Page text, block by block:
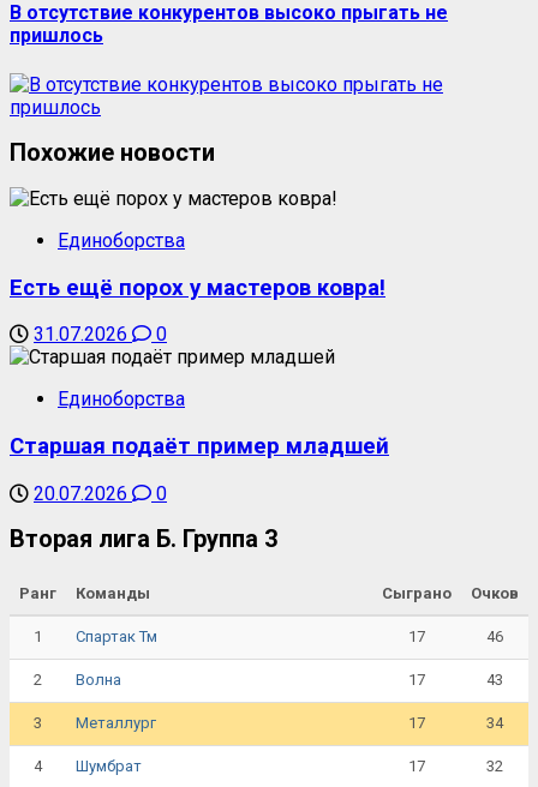
В отсутствие конкурентов высоко прыгать не
пришлось
Похожие новости
Единоборства
Есть ещё порох у мастеров ковра!
31.07.2026 0
Единоборства
Старшая подаёт пример младшей
20.07.2026 0
Вторая лига Б. Группа 3
Ранг Команды Сыграно Очков
1 Спартак Тм 17 46
2 Волна 17 43
3 Металлург 17 34
4 Шумбрат 17 32